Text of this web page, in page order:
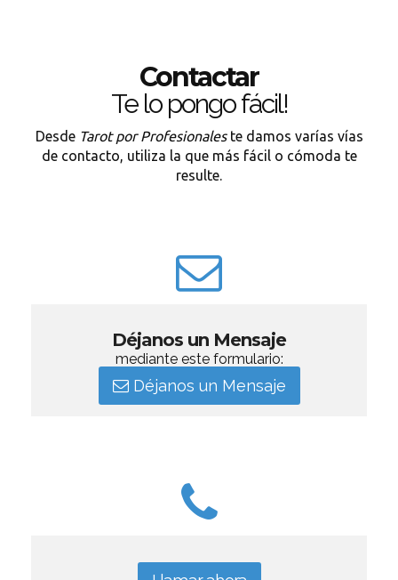
Contactar
Te lo pongo fácil!
Desde Tarot por Profesionaleste damos varías vías
de contacto, utiliza la que más fácil o cómoda te
resulte.
Déjanos un Mensaje
mediante este formulario:
Déjanos un Mensaje